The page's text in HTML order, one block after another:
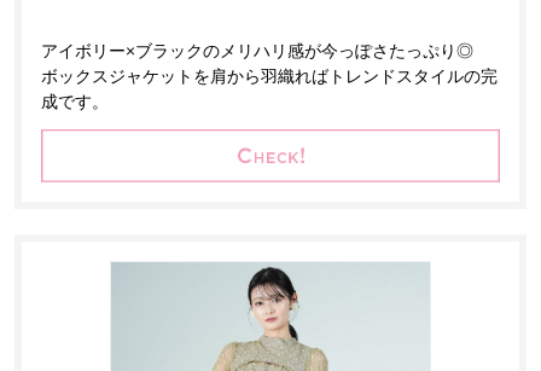
アイボリー×ブラックのメリハリ感が今っぽさたっぷり◎
ボックスジャケットを肩から羽織ればトレンドスタイルの完
成です。